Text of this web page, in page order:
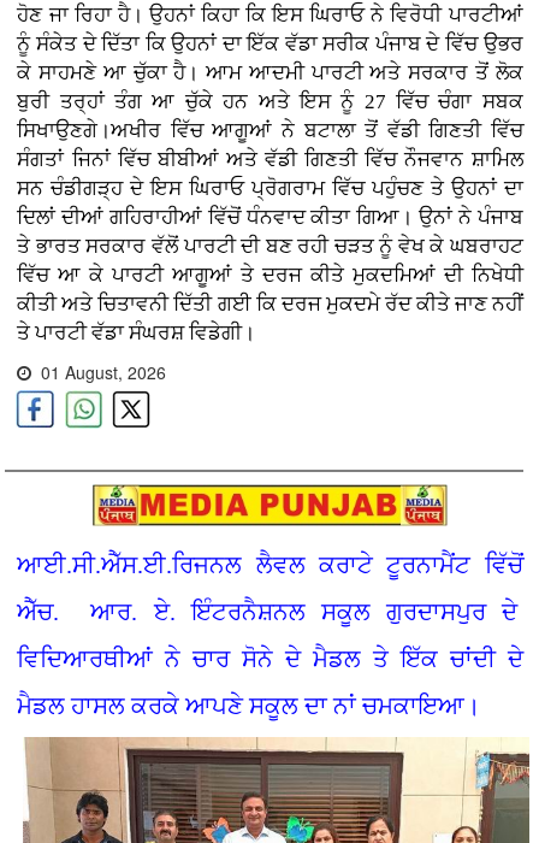
ਹੋਣ ਜਾ ਰਿਹਾ ਹੈ। ਉਹਨਾਂ ਕਿਹਾ ਕਿ ਇਸ ਘਿਰਾਓ ਨੇ ਵਿਰੋਧੀ ਪਾਰਟੀਆਂ
ਨੂੰ ਸੰਕੇਤ ਦੇ ਦਿੱਤਾ ਕਿ ਉਹਨਾਂ ਦਾ ਇੱਕ ਵੱਡਾ ਸਰੀਕ ਪੰਜਾਬ ਦੇ ਵਿੱਚ ਉਭਰ
ਕੇ ਸਾਹਮਣੇ ਆ ਚੁੱਕਾ ਹੈ। ਆਮ ਆਦਮੀ ਪਾਰਟੀ ਅਤੇ ਸਰਕਾਰ ਤੋਂ ਲੋਕ
ਬੁਰੀ ਤਰ੍ਹਾਂ ਤੰਗ ਆ ਚੁੱਕੇ ਹਨ ਅਤੇ ਇਸ ਨੂੰ 27 ਵਿੱਚ ਚੰਗਾ ਸਬਕ
ਸਿਖਾਉਣਗੇ।ਅਖੀਰ ਵਿੱਚ ਆਗੂਆਂ ਨੇ ਬਟਾਲਾ ਤੋਂ ਵੱਡੀ ਗਿਣਤੀ ਵਿੱਚ
ਸੰਗਤਾਂ ਜਿਨਾਂ ਵਿੱਚ ਬੀਬੀਆਂ ਅਤੇ ਵੱਡੀ ਗਿਣਤੀ ਵਿੱਚ ਨੌਜਵਾਨ ਸ਼ਾਮਿਲ
ਸਨ ਚੰਡੀਗੜ੍ਹ ਦੇ ਇਸ ਘਿਰਾਓ ਪ੍ਰੋਗਰਾਮ ਵਿੱਚ ਪਹੁੰਚਣ ਤੇ ਉਹਨਾਂ ਦਾ
ਦਿਲਾਂ ਦੀਆਂ ਗਹਿਰਾਹੀਆਂ ਵਿੱਚੋਂ ਧੰਨਵਾਦ ਕੀਤਾ ਗਿਆ। ਉਨਾਂ ਨੇ ਪੰਜਾਬ
ਤੇ ਭਾਰਤ ਸਰਕਾਰ ਵੱਲੋਂ ਪਾਰਟੀ ਦੀ ਬਣ ਰਹੀ ਚੜਤ ਨੂੰ ਵੇਖ ਕੇ ਘਬਰਾਹਟ
ਵਿੱਚ ਆ ਕੇ ਪਾਰਟੀ ਆਗੂਆਂ ਤੇ ਦਰਜ ਕੀਤੇ ਮੁਕਦਮਿਆਂ ਦੀ ਨਿਖੇਧੀ
ਕੀਤੀ ਅਤੇ ਚਿਤਾਵਨੀ ਦਿੱਤੀ ਗਈ ਕਿ ਦਰਜ ਮੁਕਦਮੇ ਰੱਦ ਕੀਤੇ ਜਾਣ ਨਹੀਂ
ਤੇ ਪਾਰਟੀ ਵੱਡਾ ਸੰਘਰਸ਼ ਵਿਡੇਗੀ।
01 August, 2026
ਆਈ.ਸੀ.ਐੱਸ.ਈ.ਰਿਜਨਲ ਲੈਵਲ ਕਰਾਟੇ ਟੂਰਨਾਮੈਂਟ ਵਿੱਚੋਂ
ਐੱਚ. ਆਰ. ਏ. ਇੰਟਰਨੈਸ਼ਨਲ ਸਕੂਲ ਗੁਰਦਾਸਪੁਰ ਦੇ
ਵਿਦਿਆਰਥੀਆਂ ਨੇ ਚਾਰ ਸੋਨੇ ਦੇ ਮੈਡਲ ਤੇ ਇੱਕ ਚਾਂਦੀ ਦੇ
ਮੈਡਲ ਹਾਸਲ ਕਰਕੇ ਆਪਣੇ ਸਕੂਲ ਦਾ ਨਾਂ ਚਮਕਾਇਆ।